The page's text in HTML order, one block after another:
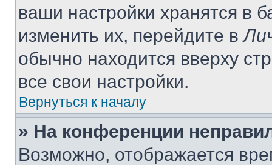
ваши настройки хранятся в
изменить их, перейдите в
обычно находится вверху
все свои настройки.
Вернуться к началу
» На конференции
Возможно, отображается